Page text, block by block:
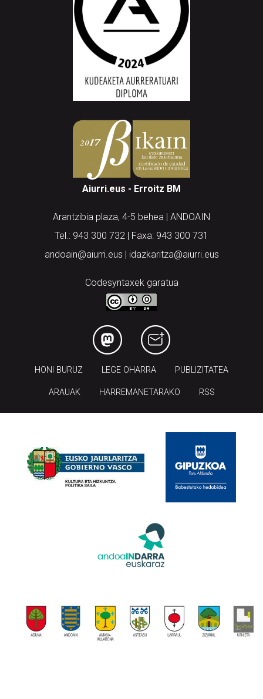
Aiurri.eus - Erroitz BM
Arantzibia plaza, 4-5 behea | ANDOAIN
Tel.: 943 300 732 | Faxa: 943 300 731
andoain@aiurri.eus | idazkaritza@aiurri.eus
Codesyntaxek garatua
HONI BURUZ LEGE OHARRA PUBLIZITATEA
ARAUAK HARREMANETARAKO RSS